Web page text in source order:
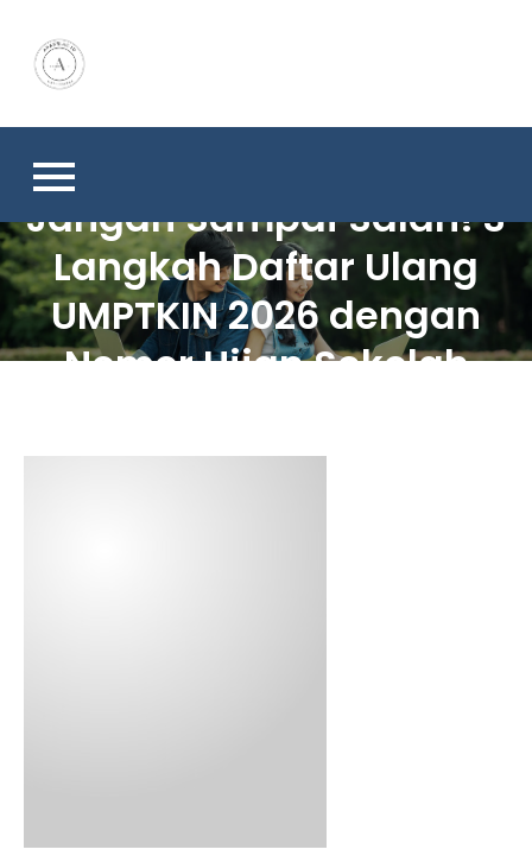
content
Jangan Sampai Salah! 3
Langkah Daftar Ulang
UMPTKIN 2026 dengan
Nomor Ujian Sekolah